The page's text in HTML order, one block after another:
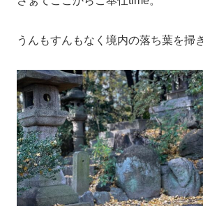
うんもすんもなく境内の落ち葉を掃